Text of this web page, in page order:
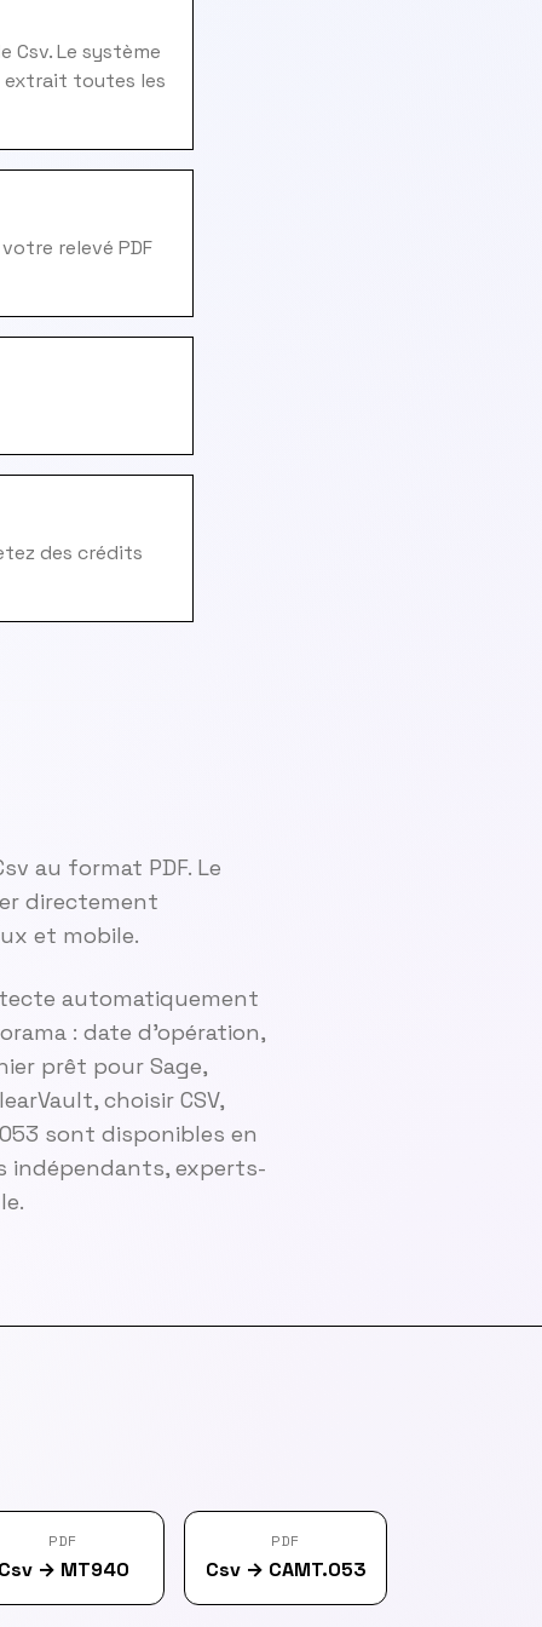
Le système
extrait toutes les
relevé PDF
des crédits
au format PDF. Le
directement
et mobile.
automatiquement
: date d'opération,
prêt pour Sage,
choisir CSV,
sont disponibles en
indépendants, experts-
PDF
→ MT940
PDF
Csv→ CAMT.053